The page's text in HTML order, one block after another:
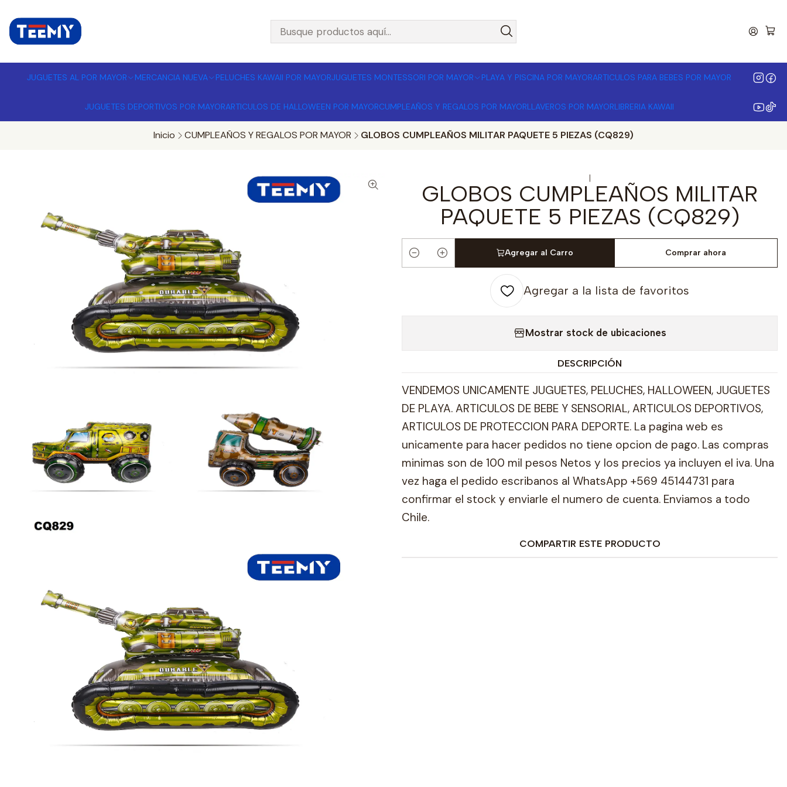
JUGUETES AL POR MAYOR MERCANCIA NUEVA PELUCHES KAWAII POR MAYORJUGUETES MONTESSORI POR MAYOR PLAYA Y PISCINA POR MAYORARTICULOS PARA BEBES POR MAYOR
JUGUETES DEPORTIVOS POR MAYORARTICULOS DE HALLOWEEN POR MAYORCUMPLEAÑOS Y REGALOS POR MAYORLLAVEROS POR MAYORLIBRERIA KAWAII
Inicio CUMPLEAÑOS Y REGALOS POR MAYOR GLOBOS CUMPLEAÑOS MILITAR PAQUETE 5 PIEZAS (CQ829)
|
GLOBOS CUMPLEAÑOS MILITAR
PAQUETE 5 PIEZAS (CQ829)
Cantidad
Agregar al Carro Comprar ahora
Agregar a la lista de favoritos
Mostrar stock de ubicaciones
DESCRIPCIÓN
VENDEMOS UNICAMENTE JUGUETES, PELUCHES, HALLOWEEN, JUGUETES
DE PLAYA. ARTICULOS DE BEBE Y SENSORIAL, ARTICULOS DEPORTIVOS,
ARTICULOS DE PROTECCION PARA DEPORTE. La pagina web es
unicamente para hacer pedidos no tiene opcion de pago. Las compras
minimas son de 100 mil pesos Netos y los precios ya incluyen el iva. Una
vez haga el pedido escribanos al WhatsApp +569 45144731 para
confirmar el stock y enviarle el numero de cuenta. Enviamos a todo
Chile.
COMPARTIR ESTE PRODUCTO